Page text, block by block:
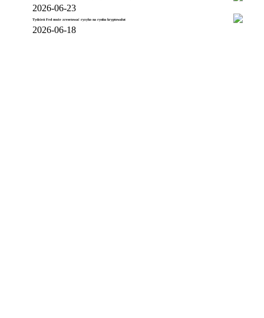
2026-06-23
Tydzień Fed może zresetować ryzyko na rynku kryptowalut
2026-06-18